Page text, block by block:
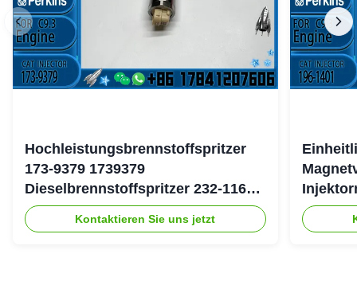
Hochleistungsbrennstoffspritzer
173-9379 1739379
Dieselbrennstoffspritzer 232-1167
2321167 für Caterpillar 3126 Motor
Kontaktieren Sie uns jetzt
4754